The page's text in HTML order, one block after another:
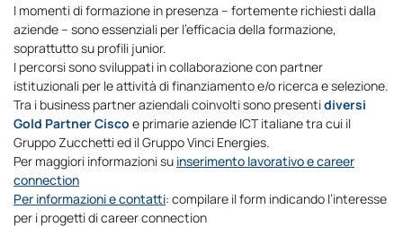
I momenti di formazione in presenza – fortemente richiesti dalla
aziende – sono essenziali per l’efficacia della formazione,
soprattutto su profili junior.
I percorsi sono sviluppati in collaborazione con partner
istituzionali per le attività di finanziamento e/o ricerca e selezione.
Tra i business partner aziendali coinvolti sono presentidiversi
Gold Partner Cisco e primarie aziende ICT italiane tra cui il
Gruppo Zucchetti ed il Gruppo Vinci Energies.
Per maggiori informazioni su inserimento lavorativo e career
connection
Per informazioni e contatti: compilare il form indicando l’interesse
per i progetti di career connection